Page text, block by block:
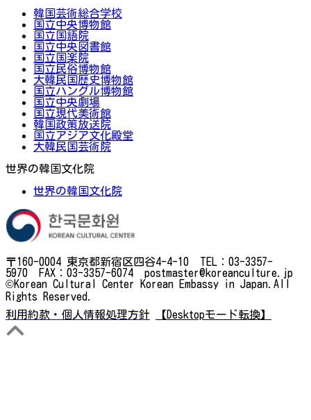
韓国芸術総合学校
国立中央博物館
国立国語院
国立中央図書館
国立国楽院
国立民俗博物館
大韓民国歴史博物館
国立ハングル博物館
国立中央劇場
国立現代美術館
韓国政策放送院
国立アジア文化殿堂
大韓民国芸術院
世界の韓国文化院
世界の韓国文化院
〒160-0004 東京都新宿区四谷4-4-10 TEL：03-3357-
5970 FAX：03-3357-6074 postmaster@koreanculture.jp
©Korean Cultural Center Korean Embassy in Japan.All
Rights Reserved.
利用約款・個人情報処理方針
【Desktopモード転換】